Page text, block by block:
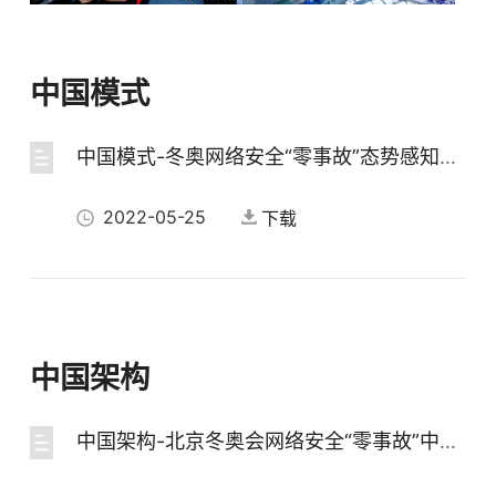
中国模式
中国模式-冬奥网络安全“零事故”态势感知研判系统
2022-05-25 下载
中国架构
中国架构-北京冬奥会网络安全“零事故”中国架构分享